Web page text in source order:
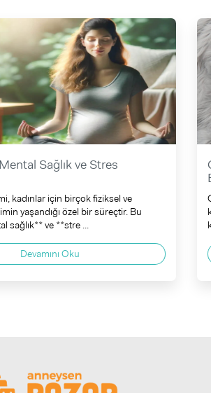
Sağlık ve Stres
kadınlar için birçok fiziksel ve
yaşandığı özel bir süreçtir. Bu
sağlık** ve **stre ...
Devamını Oku